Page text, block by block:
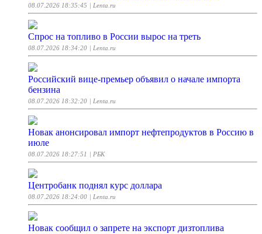
08.07.2026 18:35:45 | Lenta.ru
Спрос на топливо в России вырос на треть
08.07.2026 18:34:20 | Lenta.ru
Российский вице-премьер объявил о начале импорта
бензина
08.07.2026 18:32:20 | Lenta.ru
Новак анонсировал импорт нефтепродуктов в Россию в
июле
08.07.2026 18:27:51 | РБК
Центробанк поднял курс доллара
08.07.2026 18:24:00 | Lenta.ru
Новак сообщил о запрете на экспорт дизтоплива